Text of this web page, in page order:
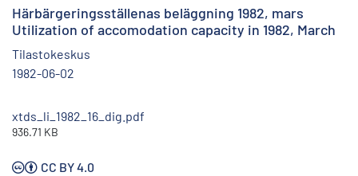
Härbärgeringsställenas beläggning 1982, mars
Utilization of accomodation capacity in 1982, March
Tilastokeskus
1982-06-02
xtds_li_1982_16_dig.pdf
936.71 KB
CC BY 4.0